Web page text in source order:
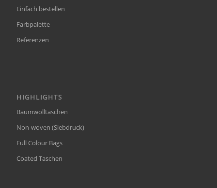
Einfach bestellen
Farbpalette
Referenzen
HIGHLIGHTS
Baumwolltaschen
Non-woven (Siebdruck)
Full Colour Bags
Coated Taschen